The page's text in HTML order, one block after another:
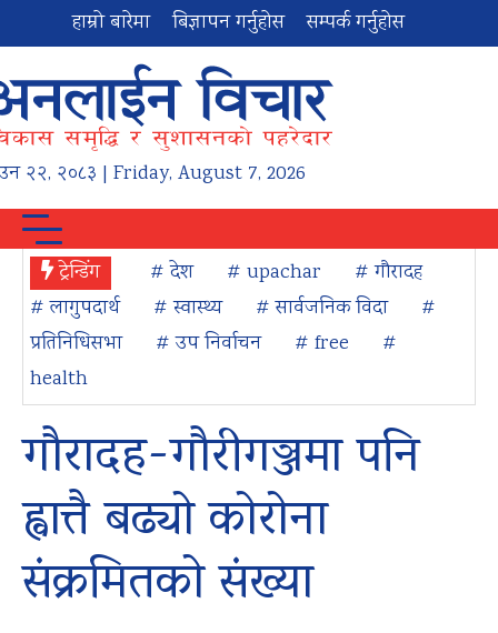
हाम्रो बारेमा बिज्ञापन गर्नुहोस सम्पर्क गर्नुहोस
२२, २०८३ | Friday, August 7, 2026
ट्रेन्डिंग # देश # upachar
# गौरादह
# लागुपदार्थ
# स्वास्थ्य # सार्वजनिक विदा
#
प्रतिनिधिसभा
# उप निर्वाचन # free
#
health
गौरादह-गौरीगञ्जमा पनि
ह्वात्तै बढ्यो कोरोना
संक्रमितको संख्या